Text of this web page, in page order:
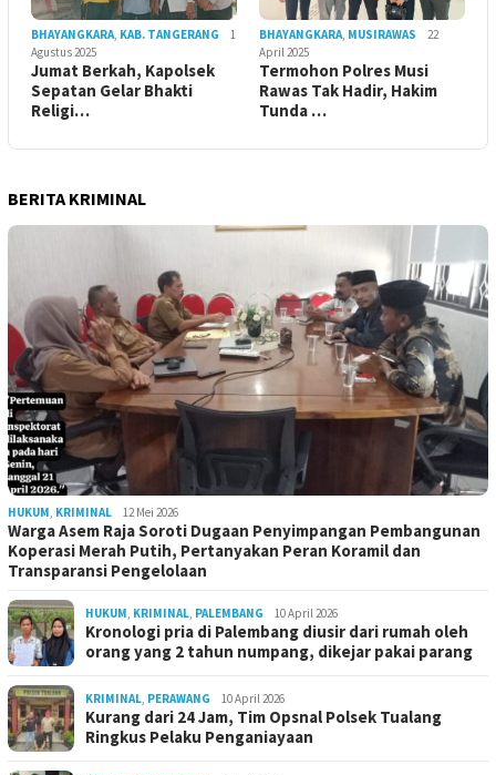
BHAYANGKARA, KAB. TANGERANG
1
Agustus 2025
Jumat Berkah, Kapolsek
Sepatan Gelar Bhakti
Religi…
BHAYANGKARA, MUSIRAWAS
22
April 2025
Termohon Polres Musi
Rawas Tak Hadir, Hakim
Tunda …
BERITA KRIMINAL
HUKUM, KRIMINAL 12 Mei 2026
Warga Asem Raja Soroti Dugaan Penyimpangan Pembangunan
Koperasi Merah Putih, Pertanyakan Peran Koramil dan
Transparansi Pengelolaan
HUKUM, KRIMINAL, PALEMBANG 10 April 2026
Kronologi pria di Palembang diusir dari rumah oleh
orang yang 2 tahun numpang, dikejar pakai parang
KRIMINAL, PERAWANG 10 April 2026
Kurang dari 24 Jam, Tim Opsnal Polsek Tualang
Ringkus Pelaku Penganiayaan